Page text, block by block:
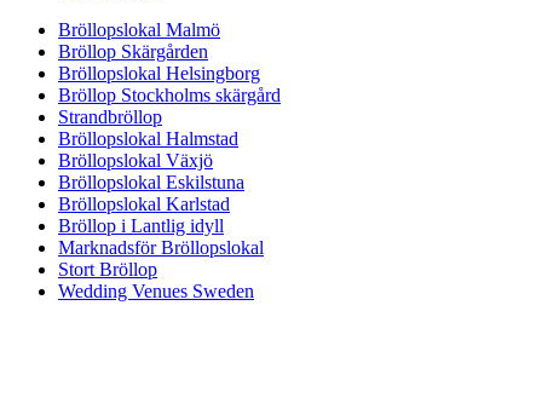
Bröllopslokal Malmö
Bröllop Skärgården
Bröllopslokal Helsingborg
Bröllop Stockholms skärgård
Strandbröllop
Bröllopslokal Halmstad
Bröllopslokal Växjö
Bröllopslokal Eskilstuna
Bröllopslokal Karlstad
Bröllop i Lantlig idyll
Marknadsför Bröllopslokal
Stort Bröllop
Wedding Venues Sweden